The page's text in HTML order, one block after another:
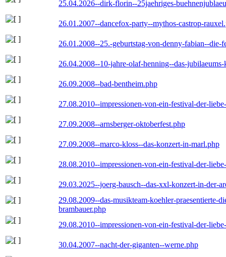
25.04.2026--dirk-florin--25jaehriges-
26.01.2007--dancefox-party--mythos-castrop-
26.01.2008--25.-geburtstag-von-denny-fabian--die-
26.04.2008--10-jahre-olaf-henning--das-
26.09.2008--bad-bentheim.php
27.08.2010--impressionen-von-ein-festival-der-
27.09.2008--arnsberger-oktoberfest.php
27.09.2008--marco-kloss--das-konzert-in-marl.php
28.08.2010--impressionen-von-ein-festival-der-
29.03.2025--joerg-bausch--das-xxl-konzert-in-der-
29.08.2009--das-musikteam-koehler-praesentierte-
brambauer.php
29.08.2010--impressionen-von-ein-festival-der-
30.04.2007--nacht-der-giganten--werne.php